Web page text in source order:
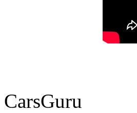
CarsGuru